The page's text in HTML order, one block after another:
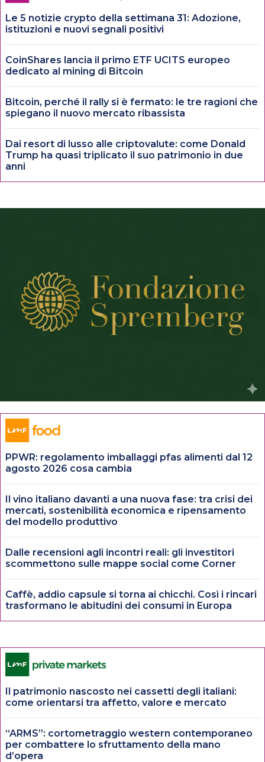
Le 5 notizie crypto della settimana 31: Adozione,
istituzioni e nuovi segnali positivi
CoinShares lancia il primo ETF UCITS europeo
dedicato al mining di Bitcoin
Bitcoin, perché il rally si è fermato: le tre ragioni che
spiegano il nuovo mercato ribassista
Dai resort di lusso alle criptovalute: come Donald
Trump ha quasi triplicato il suo patrimonio in due
anni
PPWR: regolamento imballaggi pfas alimenti dal 12
agosto 2026 cosa cambia
Il vino italiano davanti a una nuova fase: tra crisi dei
mercati, sostenibilità economica e ripensamento
del modello produttivo
Dalle recensioni agli incontri reali: gli investitori
scommettono sulle mappe social come Corner
Caffè, addio capsule si torna ai chicchi. Così i rincari
trasformano le abitudini dei consumi in Europa
Il patrimonio nascosto nei cassetti degli italiani:
come orientarsi tra affetto, valore e mercato
“ARMS”: cortometraggio western contemporaneo
per combattere lo sfruttamento della mano
d’opera